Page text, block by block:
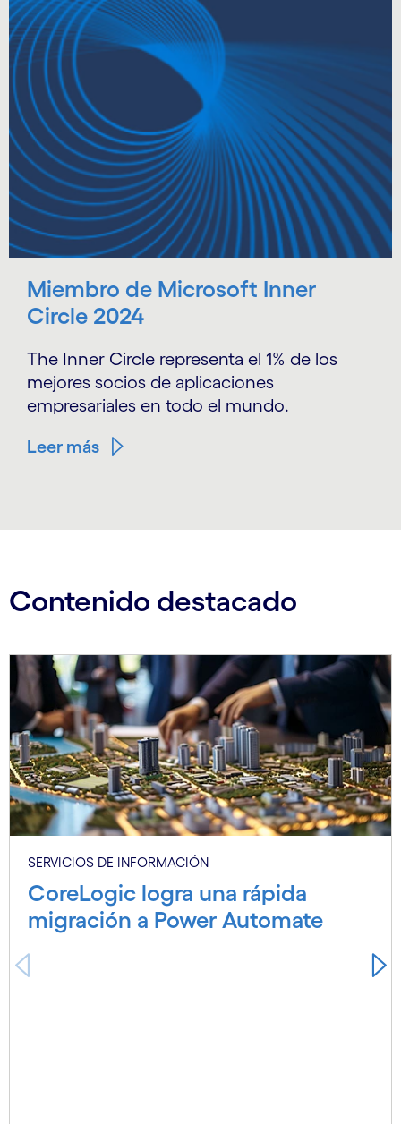
Miembro de Microsoft Inner
Circle 2024
The Inner Circle representa el 1% de los
mejores socios de aplicaciones
empresariales en todo el mundo.
Leer más
Contenido destacado
Carousel starts
SERVICIOS DE INFORMACIÓN
CoreLogic logra una rápida
migración a Power Automate